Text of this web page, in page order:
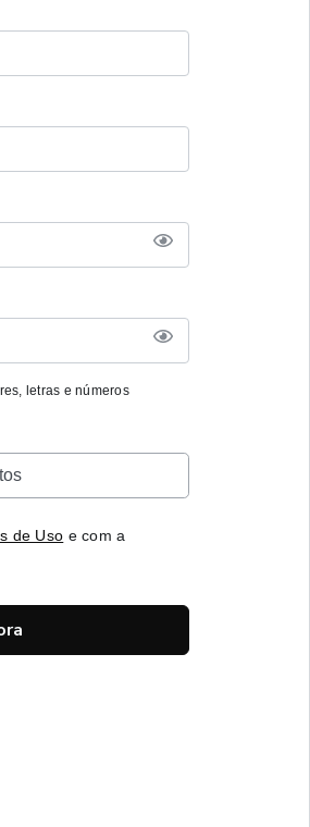
letras e números
de Uso e com a